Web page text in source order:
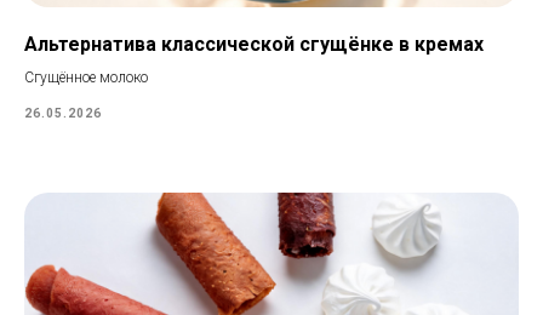
Альтернатива классической сгущёнке в кремах
Сгущённое молоко
26.05.2026